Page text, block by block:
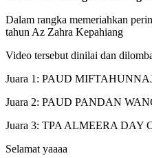
Dalam rangka memeriahkan
tahun Az Zahra Kepahiang
Video tersebut dinilai dan
Juara 1: PAUD
Juara 2: PAUD PANDAN
Juara 3: TPA ALMEERA DAY
Selamat yaaaa